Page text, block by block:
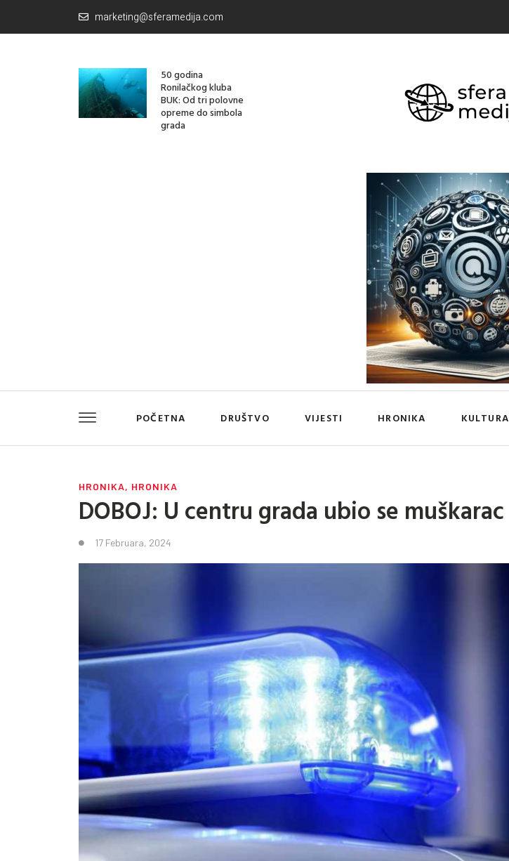
marketing@sferamedija.com
50 godina
Ronilačkog kluba
BUK: Od tri polovne
opreme do simbola
grada
POČETNA DRUŠTVO VIJESTI HRONIKA KULTURA
HRONIKA, HRONIKA
DOBOJ: U centru grada ubio se muškarac
17 Februara, 2024